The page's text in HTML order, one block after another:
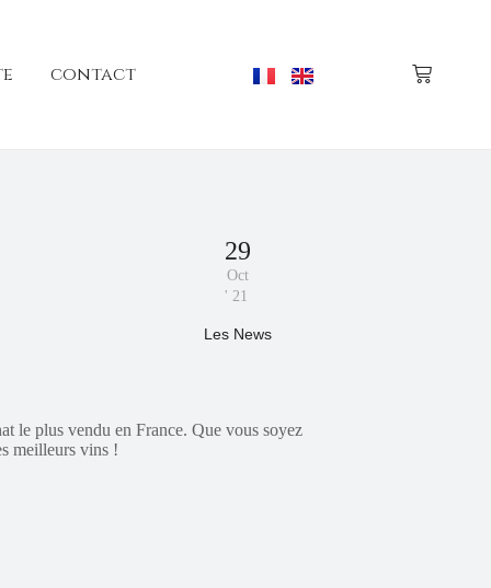
contact
29
Oct
' 21
Les News
le plus vendu en France. Que vous soyez
meilleurs vins !